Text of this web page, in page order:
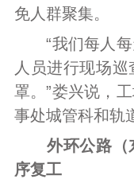
免人群聚集。
“我们每人每
人员进行现场
罩。”娄兴说，
事处城管科和轨
外环公路（
序复工